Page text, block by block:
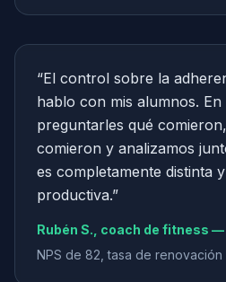
“El control sobre la
hablo con mis alumnos. En
preguntarles qué
comieron y analizamos
es completamente distinta
productiva.”
Rubén S., coach de fitness
NPS de 82, tasa de